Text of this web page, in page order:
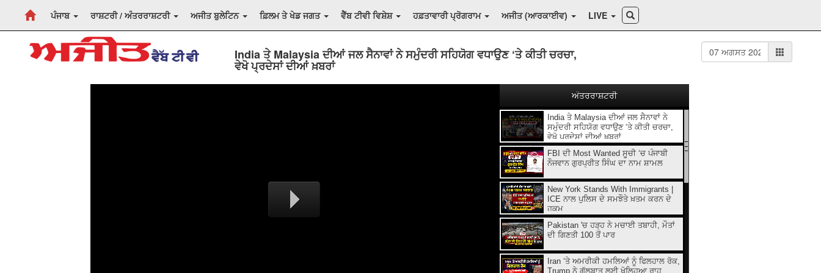
ਪੰਜਾਬ ਰਾਸ਼ਟਰੀ / ਅੰਤਰਰਾਸ਼ਟਰੀ ਅਜੀਤ ਬੁਲੇਟਿਨ ਫ਼ਿਲਮ ਤੇ ਖੇਡ ਜਗਤ ਵੈੱਬ ਟੀਵੀ ਵਿਸ਼ੇਸ਼ ਹਫ਼ਤਾਵਾਰੀ ਪ੍ਰੋਗਰਾਮ ਅਜੀਤ (ਆਰਕਾਈਵ) LIVE
India ਤੇ Malaysia ਦੀਆਂ ਜਲ ਸੈਨਾਵਾਂ ਨੇ ਸਮੁੰਦਰੀ ਸਹਿਯੋਗ ਵਧਾਉਣ ‘ਤੇ ਕੀਤੀ ਚਰਚਾ,
ਵੇਖੋ ਪ੍ਰਦੇਸਾਂ ਦੀਆਂ ਖ਼ਬਰਾਂ
India ਤੇ Malaysia ਦੀਆਂ ਜਲ ਸੈਨਾਵਾਂ ਨੇ
ਸਮੁੰਦਰੀ ਸਹਿਯੋਗ ਵਧਾਉਣ ‘ਤੇ ਕੀਤੀ ਚਰਚਾ,
ਵੇਖੋ ਪ੍ਰਦੇਸਾਂ ਦੀਆਂ ਖ਼ਬਰਾਂ
FBI ਦੀ Most Wanted ਸੂਚੀ ‘ਚ ਪੰਜਾਬੀ
ਨੌਜਵਾਨ ਗੁਰਪ੍ਰੀਤ ਸਿੰਘ ਦਾ ਨਾਮ ਸ਼ਾਮਲ
New York Stands With Immigrants |
ICE ਨਾਲ ਪੁਲਿਸ ਦੇ ਸਮਝੌਤੇ ਖ਼ਤਮ ਕਰਨ ਦੇ
ਹੁਕਮ
Pakistan 'ਚ ਹੜ੍ਹ ਨੇ ਮਚਾਈ ਤਬਾਹੀ, ਮੌਤਾਂ
ਦੀ ਗਿਣਤੀ 100 ਤੋਂ ਪਾਰ
Iran ‘ਤੇ ਅਮਰੀਕੀ ਹਮਲਿਆਂ ਨੂੰ ਫਿਲਹਾਲ ਰੋਕ,
Trump ਨੇ ਗੱਲਬਾਤ ਲਈ ਖੋਲ੍ਹਿਆ ਰਾਹ
ਅੰਤਰਰਾਸ਼ਟਰੀ